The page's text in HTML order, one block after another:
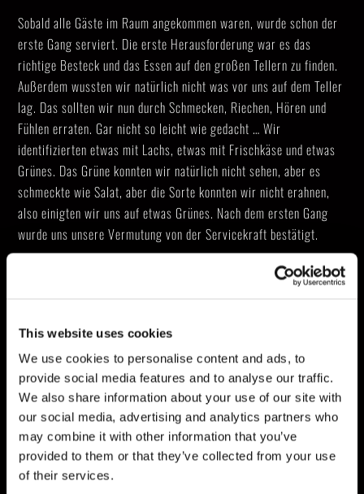
This website uses cookies
We use cookies to personalise content and ads, to
provide social media features and to analyse our traffic.
We also share information about your use of our site with
our social media, advertising and analytics partners who
may combine it with other information that you’ve
provided to them or that they’ve collected from your use
of their services.
Sobald alle Gäste im Raum angekommen waren, wurde schon der
erste Gang serviert. Die erste Herausforderung war es das
richtige Besteck und das Essen auf den großen Tellern zu finden.
Außerdem wussten wir natürlich nicht was vor uns auf dem Teller
lag. Das sollten wir nun durch Schmecken, Riechen, Hören und
Fühlen erraten. Gar nicht so leicht wie gedacht … Wir
identifizierten etwas mit Lachs, etwas mit Frischkäse und etwas
Grünes. Das Grüne konnten wir natürlich nicht sehen, aber es
schmeckte wie Salat, aber die Sorte konnten wir nicht erahnen,
also einigten wir uns auf etwas Grünes. Nach dem ersten Gang
wurde uns unsere Vermutung von der Servicekraft bestätigt.
Zwischen den Gängen war das Auge intensiv damit beschäftigt
einfach nichts. Langsam wurde es für die Augen so anstrengend,
dass ich beschloss sie einfach für die nächsten Minuten zu
schließen … etwas zu sehen zu verpassen war ohnehin nicht
möglich.
Eine Herausforderung jagt die Nächste
Der Hauptgang wurde serviert und dieser war eine richtige